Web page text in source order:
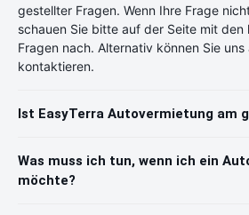
gestellter Fragen. Wenn Ihre Frage
schauen Sie bitte auf der Seite mit den
Fragen nach. Alternativ können Sie
kontaktieren.
Ist EasyTerra Autovermietung am
Was muss ich tun, wenn ich ein
möchte?